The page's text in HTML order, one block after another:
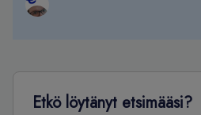
Etkö löytänyt etsimääsi?